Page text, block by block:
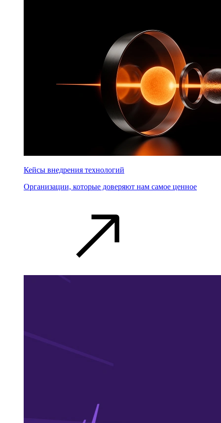
Кейсы внедрения технологий
Организации, которые доверяют нам самое ценное